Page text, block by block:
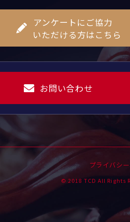
アンケートにご協力
いただける方はこちら
お問い合わせ
プライバシ
© 2018 TCD All Rights